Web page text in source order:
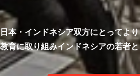
日本・インドネシア双方にとってよ
教育に取り組みインドネシアの若者